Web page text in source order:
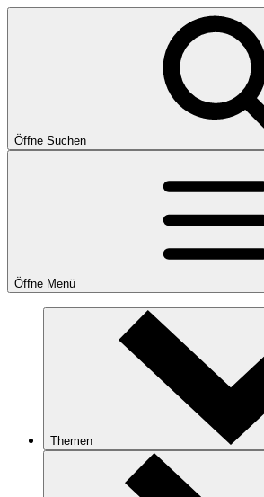
Öffne Suchen
Öffne Menü
Themen